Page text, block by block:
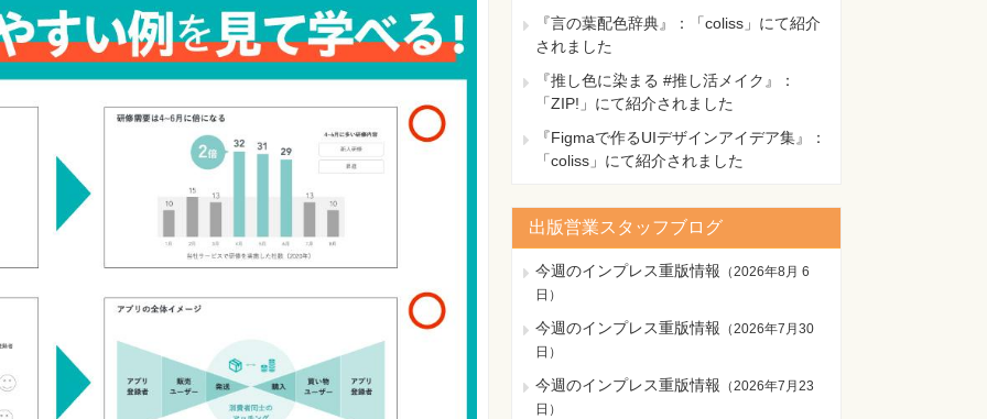
『言の葉配色辞典』：「coliss」にて紹介
されました
『推し色に染まる #推し活メイク』：
「ZIP!」にて紹介されました
『Figmaで作るUIデザインアイデア集』：
「coliss」にて紹介されました
出版営業スタッフブログ
今週のインプレス重版情報 （2026年8月 6
日 ）
今週のインプレス重版情報 （2026年7月30
日 ）
今週のインプレス重版情報 （2026年7月23
日 ）